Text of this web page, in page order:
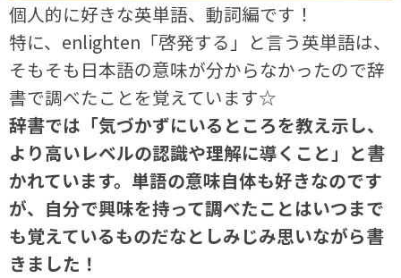
個人的に好きな英単語、動詞編です！
特に、 enlighten 「啓発する」と言う英単語は、
そもそも日本語の意味が分からなかったので辞
書で調べたことを覚えています☆
辞書では「気づかずにいるところを教え示し、
より高いレベルの認識や理解に導くこと」と書
かれています。単語の意味自体も好きなのです
が、自分で興味を持って調べたことはいつまで
も覚えているものだなとしみじみ思いながら書
きました！